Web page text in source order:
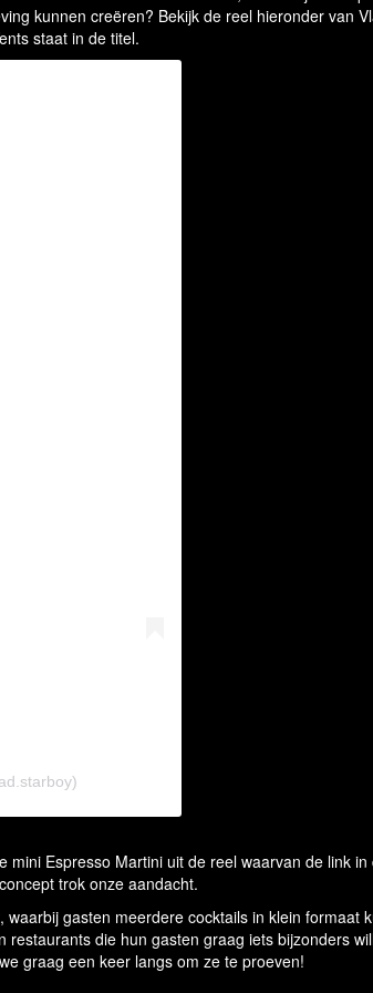
kunnen creëren? Bekijk de reel hieronder van
staat in de titel.
Espresso Martini uit de reel waarvan de link in
trok onze aandacht.
gasten meerdere cocktails in klein formaat
die hun gasten graag iets bijzonders
graag een keer langs om ze te proeven!